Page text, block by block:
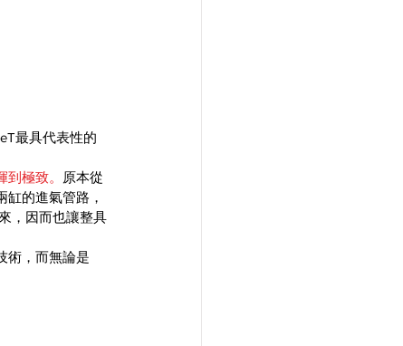
最具代表性的
極致。
原本從
缸的進氣管路，
，因而也讓整具
術，而無論是